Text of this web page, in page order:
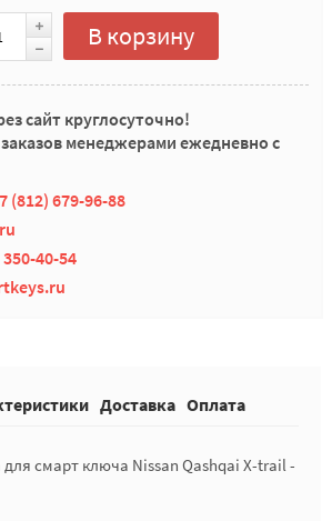
В корзину
сайт круглосуточно!
менеджерами ежедневно с
7 (812) 679-96-88
40-54
Доставка Оплата
смарт ключа Nissan Qashqai X-trail -